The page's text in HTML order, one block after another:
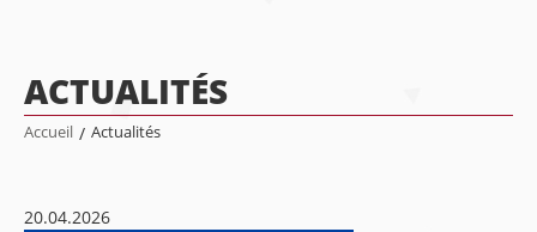
ACTUALITÉS
Accueil / Actualités
20.04.2026